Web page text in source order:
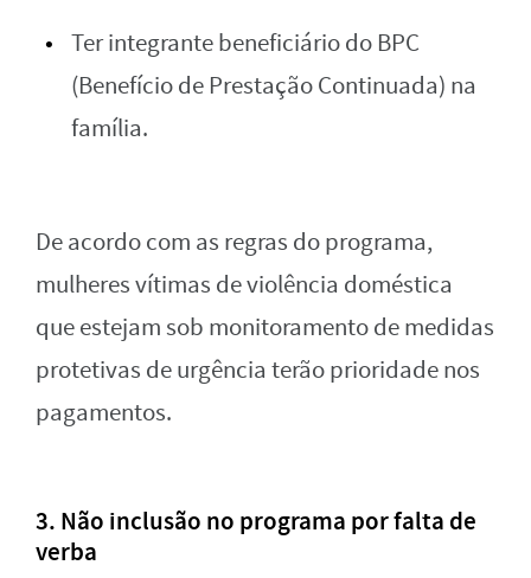
Ter integrante beneficiário do BPC
(Benefício de Prestação Continuada) na
família.
De acordo com as regras do programa,
mulheres vítimas de violência doméstica
que estejam sob monitoramento de medidas
protetivas de urgência terão prioridade nos
pagamentos.
3. Não inclusão no programa por falta de
verba